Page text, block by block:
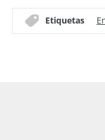
Etiquetas
está
conquistando el
paladar ...